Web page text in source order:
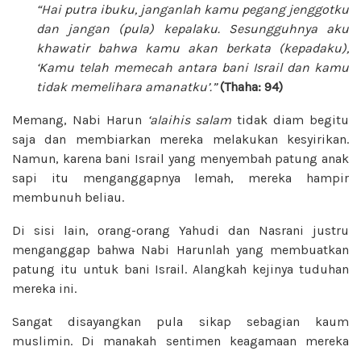
“Hai putra ibuku, janganlah kamu pegang jenggotku
dan jangan (pula) kepalaku. Sesungguhnya aku
khawatir bahwa kamu akan berkata (kepadaku),
‘Kamu telah memecah antara bani Israil dan kamu
tidak memelihara amanatku’.”(Thaha: 94)
Memang, Nabi Harun ‘alaihis salam tidak diam begitu
saja dan membiarkan mereka melakukan kesyirikan.
Namun, karena bani Israil yang menyembah patung anak
sapi itu menganggapnya lemah, mereka hampir
membunuh beliau.
Di sisi lain, orang-orang Yahudi dan Nasrani justru
menganggap bahwa Nabi Harunlah yang membuatkan
patung itu untuk bani Israil. Alangkah kejinya tuduhan
mereka ini.
Sangat disayangkan pula sikap sebagian kaum
muslimin. Di manakah sentimen keagamaan mereka